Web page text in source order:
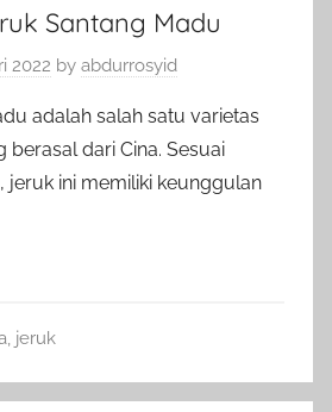
Santang Madu
2022 by abdurrosyid
adalah salah satu varietas
dari Cina. Sesuai
jeruk ini memiliki keunggulan
jeruk